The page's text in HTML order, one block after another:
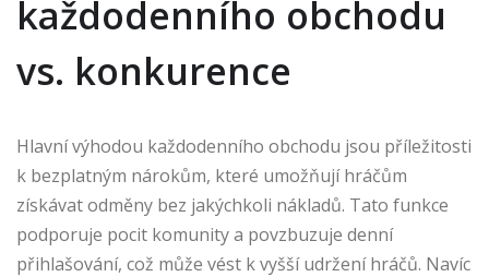
každodenního obchodu
vs. konkurence
Hlavní výhodou každodenního obchodu jsou příležitosti
k bezplatným nárokům, které umožňují hráčům
získávat odměny bez jakýchkoli nákladů. Tato funkce
podporuje pocit komunity a povzbuzuje denní
přihlašování, což může vést k vyšší udržení hráčů. Navíc